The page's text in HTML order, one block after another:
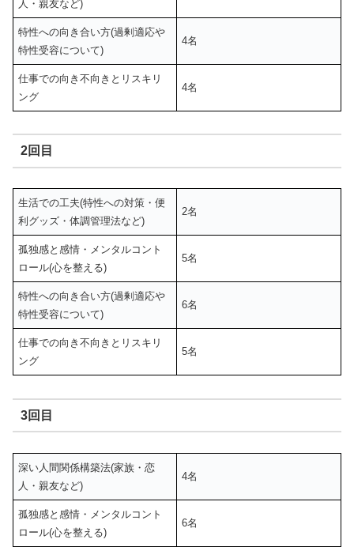
人・親友など)
特性への向き合い方(過剰適応や
特性受容について)
4名
仕事での向き不向きとリスキリ
ング
4名
2回目
生活での工夫(特性への対策・便
利グッズ・体調管理法など)
2名
孤独感と感情・メンタルコント
ロール(心を整える)
5名
特性への向き合い方(過剰適応や
特性受容について)
6名
仕事での向き不向きとリスキリ
ング
5名
3回目
深い人間関係構築法(家族・恋
人・親友など)
4名
孤独感と感情・メンタルコント
ロール(心を整える)
6名